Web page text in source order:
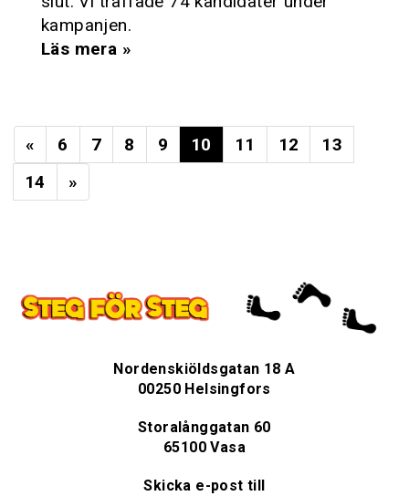
kampanjen.
Läs mera »
« 6 7 8 9 10 11 12
13
14
»
Nordenskiöldsgatan 18 A
00250 Helsingfors
Storalånggatan 60
65100 Vasa
Skicka e-post till